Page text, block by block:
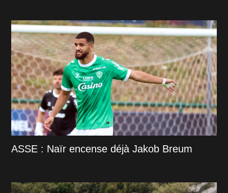
ASSE : Naïr encense déjà Jakob Breum